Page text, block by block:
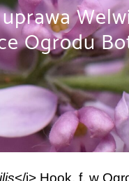
</i> Hook. f. w